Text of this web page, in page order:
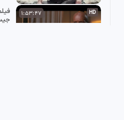
HD
1:53:47